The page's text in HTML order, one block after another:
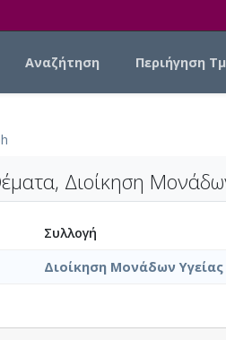
Αναζήτηση Περιήγηση
Διοίκηση
Συλλογή
Διοίκηση Μονάδων